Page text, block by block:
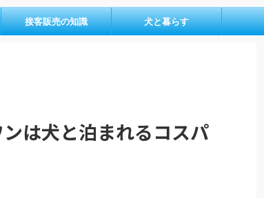
接客販売の知識 犬と暮らす
は犬と泊まれるコスパ